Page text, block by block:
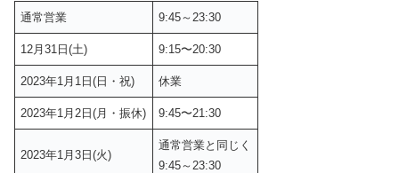
通常営業 9:45～23:30
12月31日(土) 9:15〜20:30
2023年1月1日(日・祝) 休業
2023年1月2日(月・振休) 9:45〜21:30
2023年1月3日(火)
通常営業と同じく
9:45～23:30